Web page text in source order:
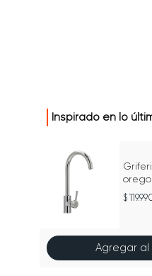
Inspirado en lo
Agregar